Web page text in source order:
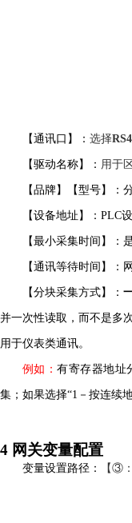
【通讯口】： 选择
【驱动名称】： 用于
【品牌】【型号】：
【设备地址】 ： PLC
【最小采集时间】：
【通讯等待时间】：
【分块采集方式】：
并一次性读取，而不是多
用于仪表类通讯。
例如：有寄存器地址
集；如果选择“1－按连续
4 网关变量配置
变量设置路径： 【③